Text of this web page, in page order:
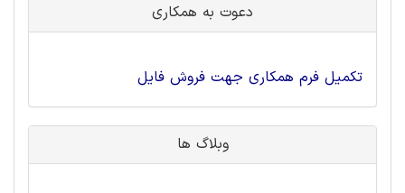
دعوت به همکاری
تکمیل فرم همکاری جهت فروش فایل
وبلاگ ها